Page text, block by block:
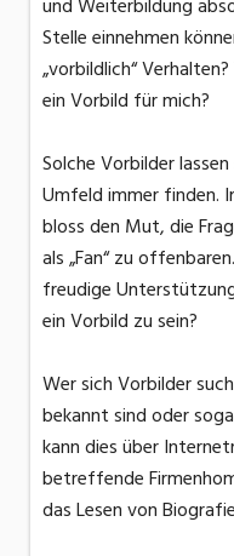
und Weiterbildung
Stelle einnehmen
„vorbildlich“
ein Vorbild für mich?
Solche Vorbilder
Umfeld immer finden.
bloss den Mut, die
als „Fan“ zu
freudige
ein Vorbild zu sein?
Wer sich Vorbilder
bekannt sind oder
kann dies über
betreffende
das Lesen von